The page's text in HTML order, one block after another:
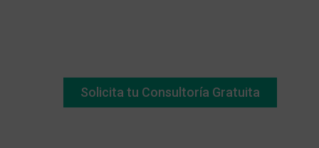
Solicita tu Consultoría Gratuita